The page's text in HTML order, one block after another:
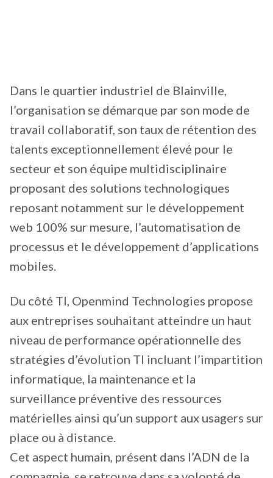
Dans le quartier industriel de Blainville,
l’organisation se démarque par son mode de
travail collaboratif, son taux de rétention des
talents exceptionnellement élevé pour le
secteur et son équipe multidisciplinaire
proposant des solutions technologiques
reposant notamment sur le développement
web 100% sur mesure, l’automatisation de
processus et le développement d’applications
mobiles.
Du côté TI, Openmind Technologies propose
aux entreprises souhaitant atteindre un haut
niveau de performance opérationnelle des
stratégies d’évolution TI incluant l’impartition
informatique, la maintenance et la
surveillance préventive des ressources
matérielles ainsi qu’un support aux usagers sur
place ou à distance.
Cet aspect humain, présent dans l’ADN de la